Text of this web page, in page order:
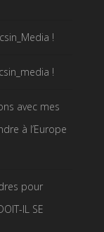
!
!
avec mes
à l’Europe
pour
IL SE